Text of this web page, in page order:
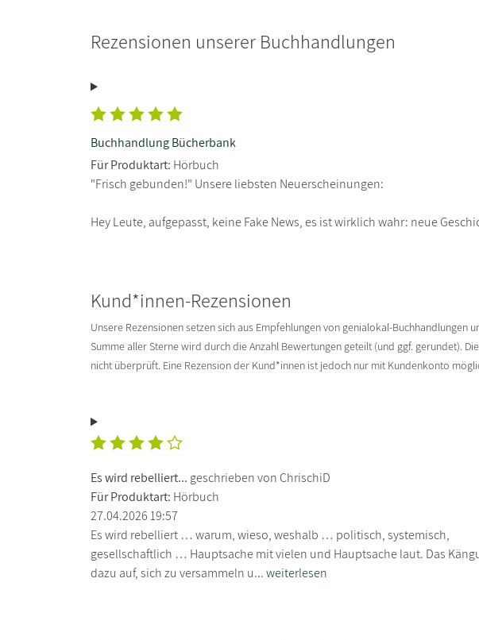
Rezensionen unserer Buchhandlungen
Buchhandlung Bücherbank
Für Produktart: Hörbuch
"Frisch gebunden!" Unsere liebsten Neuerscheinungen:
Hey Leute, aufgepasst, keine Fake News, es ist wirklich wahr: neue
Kund*innen-Rezensionen
Unsere Rezensionen setzen sich aus Empfehlungen von genialokal-Buchhandlungen
Summe aller Sterne wird durch die Anzahl Bewertungen geteilt (und ggf. gerundet).
nicht überprüft. Eine Rezension der Kund*innen ist jedoch nur mit Kundenkonto
Es wird rebelliert... geschrieben von ChrischiD
Für Produktart: Hörbuch
27.04.2026 19:57
Es wird rebelliert … warum, wieso, weshalb … politisch, systemisch,
gesellschaftlich … Hauptsache mit vielen und Hauptsache laut. Das
dazu auf, sich zu versammeln u...weiterlesen